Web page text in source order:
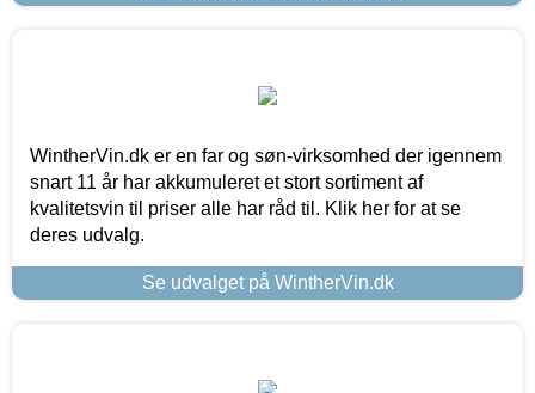
WintherVin.dk er en far og søn-virksomhed der igennem
snart 11 år har akkumuleret et stort sortiment af
kvalitetsvin til priser alle har råd til. Klik her for at se
deres udvalg.
Se udvalget på WintherVin.dk